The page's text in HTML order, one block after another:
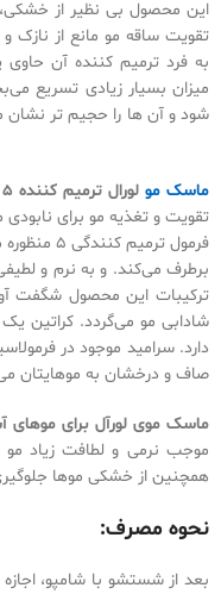
این محصول بی نظیر از
تقویت ساقه مو مانع از
به فرد ترمیم کننده آن حاوی
میزان بسیار زیادی تسریع
شود و آن ها را حجیم تر
ماسک مولورال ترمیم کننده 5 کاره Loreal Komple Onarici 5 Maske،
تقویت و تغذیه مو برای
فرمول
برطرف می‌کند. و به نرم و
ترکیبات این محصول شگفت
شادابی مو می‌گردد. کراتین
دارد. سرامید موجود در
صاف و درخشان به موهایتان
ماسک موی لورآل برای موهای
موجب نرمی و لطافت زیاد
همچنین از خشکی موها
نحوه مصرف:
بعد از شستشو با شامپو،